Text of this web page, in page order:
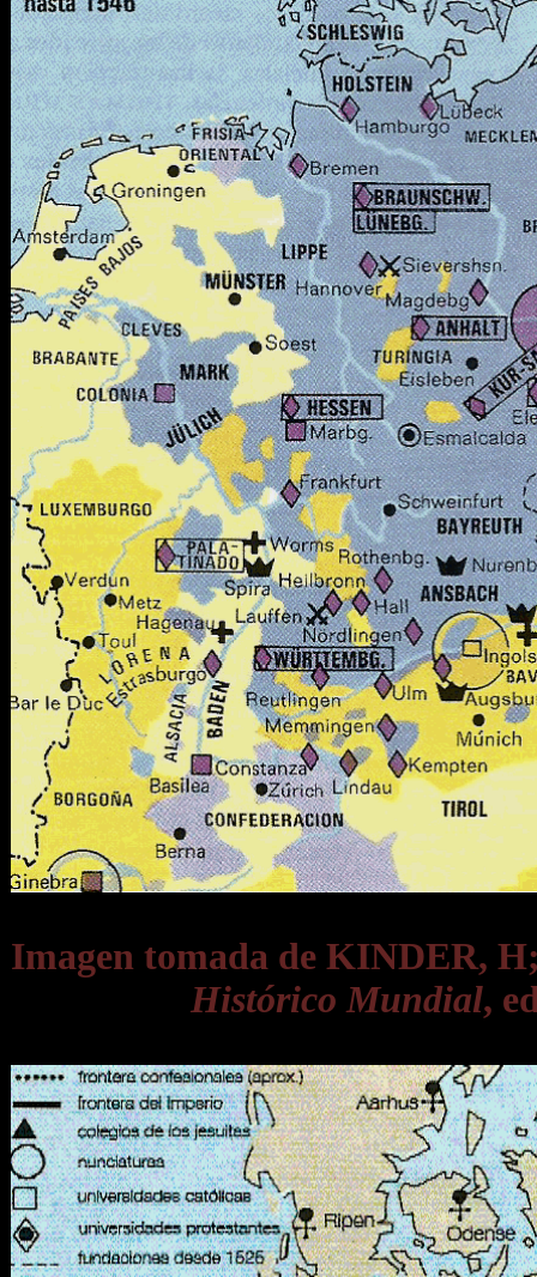
Imagen tomada de KINDER,
Histórico Mundial,